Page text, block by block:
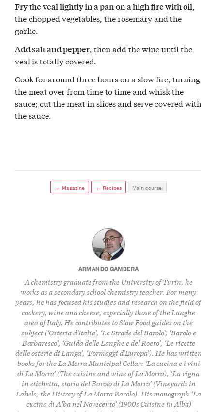
Fry the veal lightly in a pan on a high fire with oil,
the chopped vegetables, the rosemary and the
garlic.
Add salt and pepper, then add the wine until the
veal is totally covered.
Cook for around three hours on a slow fire, turning
the meat over from time to time and whisk the
sauce; cut the meat in slices and serve covered with
the sauce.
← Magazine ← Recipes Main course
ARMANDO GAMBERA
A chemistry graduate from the University of Turin, he
works as a secondary school chemistry teacher. For many
years, he has focused his studies and research on the field of
cookery, wine and cheese, especially those of the Langhe
area of Italy. He contributes to Slow Food guides on the
subject (‘Osteria d’Italia’, ‘Le Strade del Barolo’, ‘Barolo e
Barbaresco’, ‘Guida delle Langhe e del Roero’, ‘Le ricette
delle osterie di Langa’, ‘Formaggi d’Europa’). He has written
books for the La Morra Municipal Cellar: ‘La cucina e i vini
di La Morra’ (The cuisine and wine of La Morra), ‘La vigna
in etichetta, storia del Barolo di La Morra’ (Vineyards in
Labels, the History of La Morra Barolo). His monograph ‘La
cucina di Alba nel Novecento’ (1900s Cuisine in Alba)